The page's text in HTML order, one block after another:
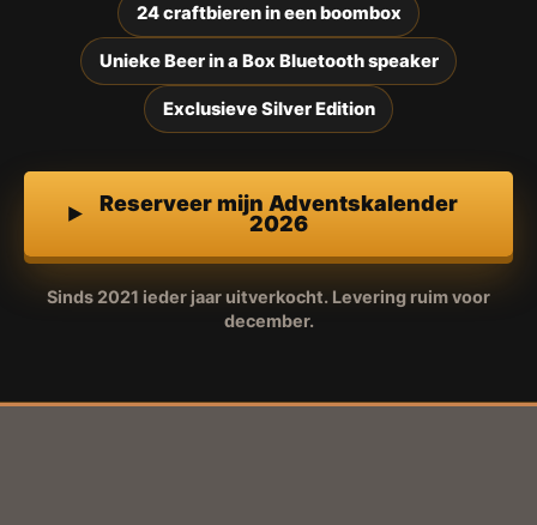
24 craftbieren in een boombox
Unieke Beer in a Box Bluetooth speaker
Exclusieve Silver Edition
Reserveer mijn Adventskalender
2026
Sinds 2021 ieder jaar uitverkocht. Levering ruim voor
december.